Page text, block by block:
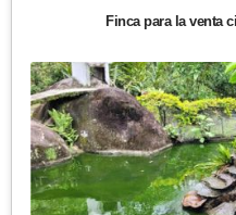
Finca para la venta